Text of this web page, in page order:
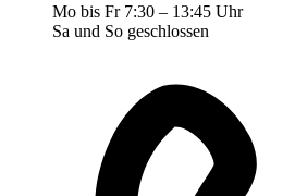
Mo bis Fr 7:30 – 13:45 Uhr
Sa und So geschlossen